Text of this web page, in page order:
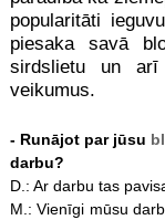
popularitāti
piesaka savā
sirdslietu un arī
veikumus.
- Runājot par jūsu
darbu?
D.: Ar darbu tas
M.: Vienīgi mūsu